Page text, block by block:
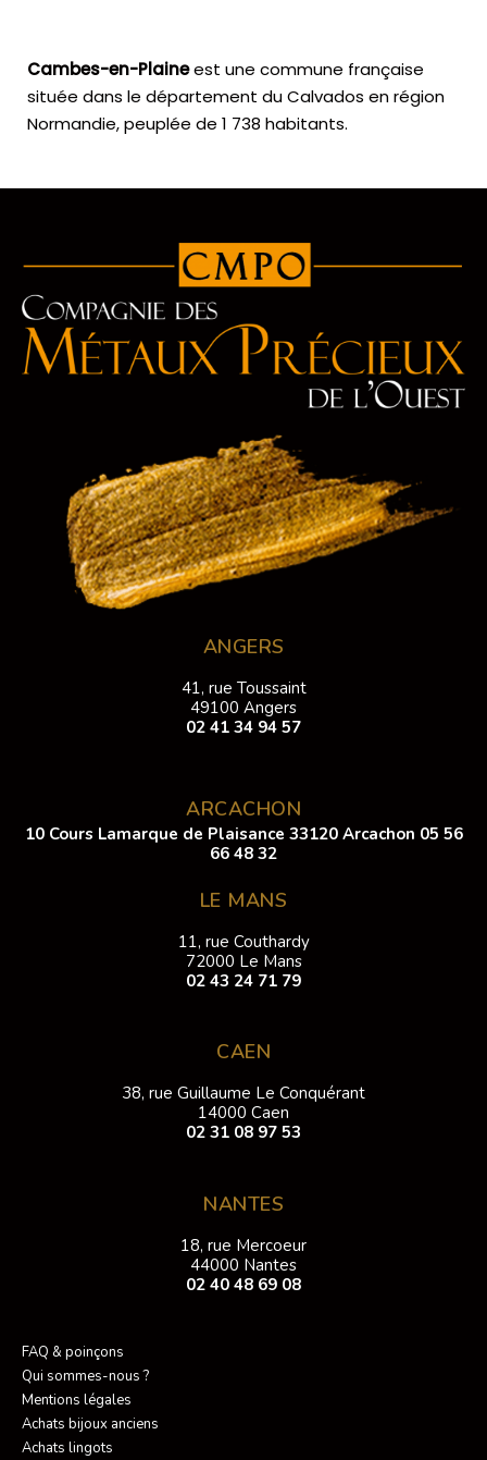
Cambes-en-Plaineest une commune française
située dans le département du Calvados en région
Normandie, peuplée de 1 738 habitants.
ANGERS
41, rue Toussaint
49100 Angers
02 41 34 94 57
ARCACHON
10 Cours Lamarque de Plaisance 33120 Arcachon 05 56
66 48 32
LE MANS
11, rue Couthardy
72000 Le Mans
02 43 24 71 79
CAEN
38, rue Guillaume Le Conquérant
14000 Caen
02 31 08 97 53
NANTES
18, rue Mercoeur
44000 Nantes
02 40 48 69 08
FAQ & poinçons
Qui sommes-nous ?
Mentions légales
Achats bijoux anciens
Achats lingots